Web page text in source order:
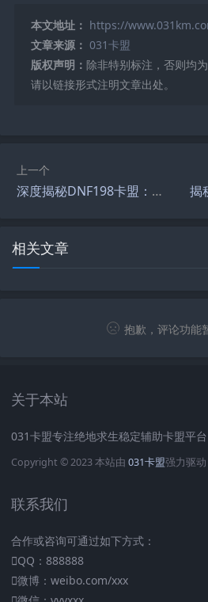
本文地址： https://
文章来源： 031卡盟
版权声明： 除非特别标注，否则均
请以链接形式注明文章出处。
上一个
深度揭秘DNF198卡盟：游戏内的奶妈角色策略-DNF198卡盟奶妈角色治疗与团队配合实战技巧
相关文章
抱歉，评论功能
关于本站
031卡盟专注绝地求生稳定辅助卡盟平台
Copyright © 2023 本站由 031卡盟强力驱动
联系我们
合作或咨询可通过如下方式：
QQ：888888
微博：weibo.com/xxx